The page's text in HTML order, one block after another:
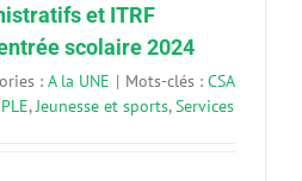
et ITRF
scolaire 2024
: A la UNE | Mots-clés : CSA
, Jeunesse et sports, Services